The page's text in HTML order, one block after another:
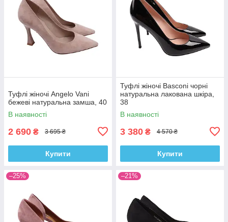
Туфлі жіночі Angelo Vani
бежеві натуральна замша, 40
В наявності
2 690 ₴ 3 695 ₴
Купити
Туфлі жіночі Basconi чорні
натуральна лакована шкіра,
38
В наявності
3 380 ₴ 4 570 ₴
Купити
–25% –21%